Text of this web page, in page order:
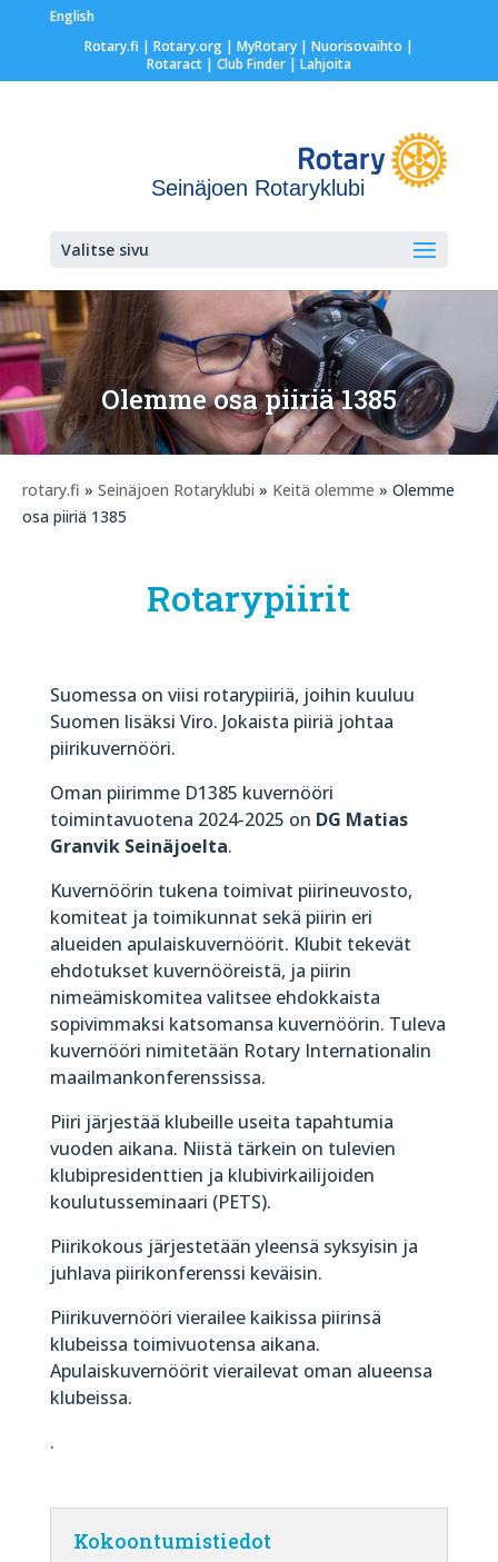
English
Rotary.fi | Rotary.org| MyRotary | Nuorisovaihto |
Rotaract| Club Finder| Lahjoita
Seinäjoen Rotaryklubi
Valitse sivu
Olemme osa piiriä 1385
rotary.fi » Seinäjoen Rotaryklubi » Keitä olemme » Olemme
osa piiriä 1385
Rotarypiirit
Suomessa on viisi rotarypiiriä, joihin kuuluu
Suomen lisäksi Viro. Jokaista piiriä johtaa
piirikuvernööri.
Oman piirimme D1385 kuvernööri
toimintavuotena 2024-2025 on DG Matias
Granvik Seinäjoelta.
Kuvernöörin tukena toimivat piirineuvosto,
komiteat ja toimikunnat sekä piirin eri
alueiden apulaiskuvernöörit. Klubit tekevät
ehdotukset kuvernööreistä, ja piirin
nimeämiskomitea valitsee ehdokkaista
sopivimmaksi katsomansa kuvernöörin. Tuleva
kuvernööri nimitetään Rotary Internationalin
maailmankonferenssissa.
Piiri järjestää klubeille useita tapahtumia
vuoden aikana. Niistä tärkein on tulevien
klubipresidenttien ja klubivirkailijoiden
koulutusseminaari (PETS).
Piirikokous järjestetään yleensä syksyisin ja
juhlava piirikonferenssi keväisin.
Piirikuvernööri vierailee kaikissa piirinsä
klubeissa toimivuotensa aikana.
Apulaiskuvernöörit vierailevat oman alueensa
klubeissa.
.
Kokoontumistiedot